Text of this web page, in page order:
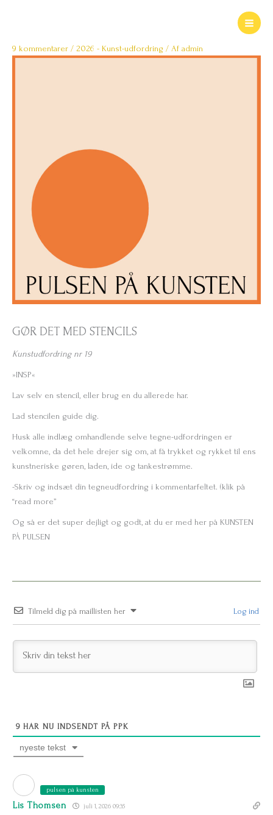
9 kommentarer / 2026 - Kunst-udfordring / Af admin
GØR DET MED STENCILS
Kunstudfordring nr 19
»INSP«
Lav selv en stencil, eller brug en du allerede har.
Lad stencilen guide dig.
Husk alle indlæg omhandlende selve tegne-udfordringen er
velkomne, da det hele drejer sig om, at få trykket og rykket til ens
kunstneriske gøren, laden, ide og tankestrømme.
-Skriv og indsæt din tegneudfordring i kommentarfeltet. (klik på
“read more”
Og så er det super dejligt og godt, at du er med her på KUNSTEN
PÅ PULSEN
Tilmeld dig på maillisten her Log ind
9 HAR NU INDSENDT PÅ PPK
nyeste tekst
pulsen på kunsten
Lis Thomsen juli 1, 2026 09:35